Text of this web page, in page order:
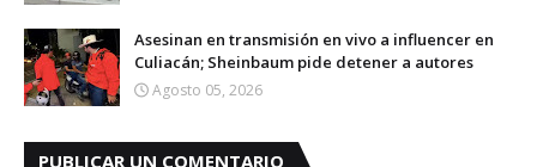
Asesinan en transmisión en vivo a influencer en
Culiacán; Sheinbaum pide detener a autores
Agosto 05, 2026
PUBLICAR UN COMENTARIO